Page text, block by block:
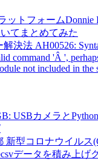
ットフォームDonnie
てまとめてみた
解決法 AH00526:
command 'Â ',
not included in the
USBカメラと
新型コロナウイルス
データを積み上げ